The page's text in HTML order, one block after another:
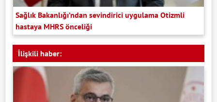
Sağlık Bakanlığı’ndan sevindirici uygulama Otizmli
hastaya MHRS önceliği
İlişkili haber: